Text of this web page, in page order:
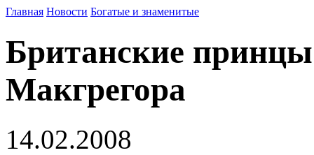
Главная Новости Богатые и знаменитые
Британские
Макгрегора
14.02.2008